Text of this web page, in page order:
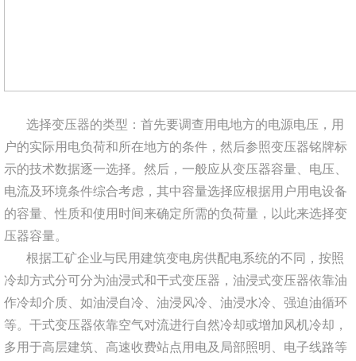
选择变压器的类型：首先要调查用电地方的电源电压，用
户的实际用电负荷和所在地方的条件，然后参照变压器铭牌标
示的技术数据逐一选择。然后，一般应从变压器容量、电压、
电流及环境条件综合考虑，其中容量选择应根据用户用电设备
的容量、性质和使用时间来确定所需的负荷量，以此来选择变
压器容量。
根据工矿企业与民用建筑变电房供配电系统的不同，按照
冷却方式分可分为油浸式和干式变压器，油浸式变压器依靠油
作冷却介质、如油浸自冷、油浸风冷、油浸水冷、强迫油循环
等。干式变压器依靠空气对流进行自然冷却或增加风机冷却，
多用于高层建筑、高速收费站点用电及局部照明、电子线路等